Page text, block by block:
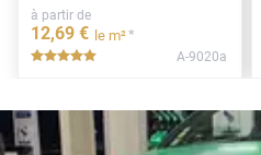
à partir de
12,69 € le m²*
A-9020a